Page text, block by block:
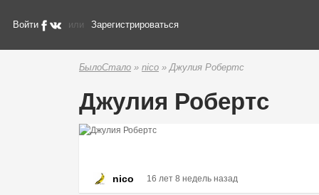
Войти или Зарегистрироваться
БылоСтало » nico » Джулия Робертс
Джулия Робертс
nico 16 лет 8 недель назад